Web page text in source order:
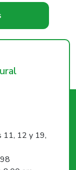
11, 12 y 19,